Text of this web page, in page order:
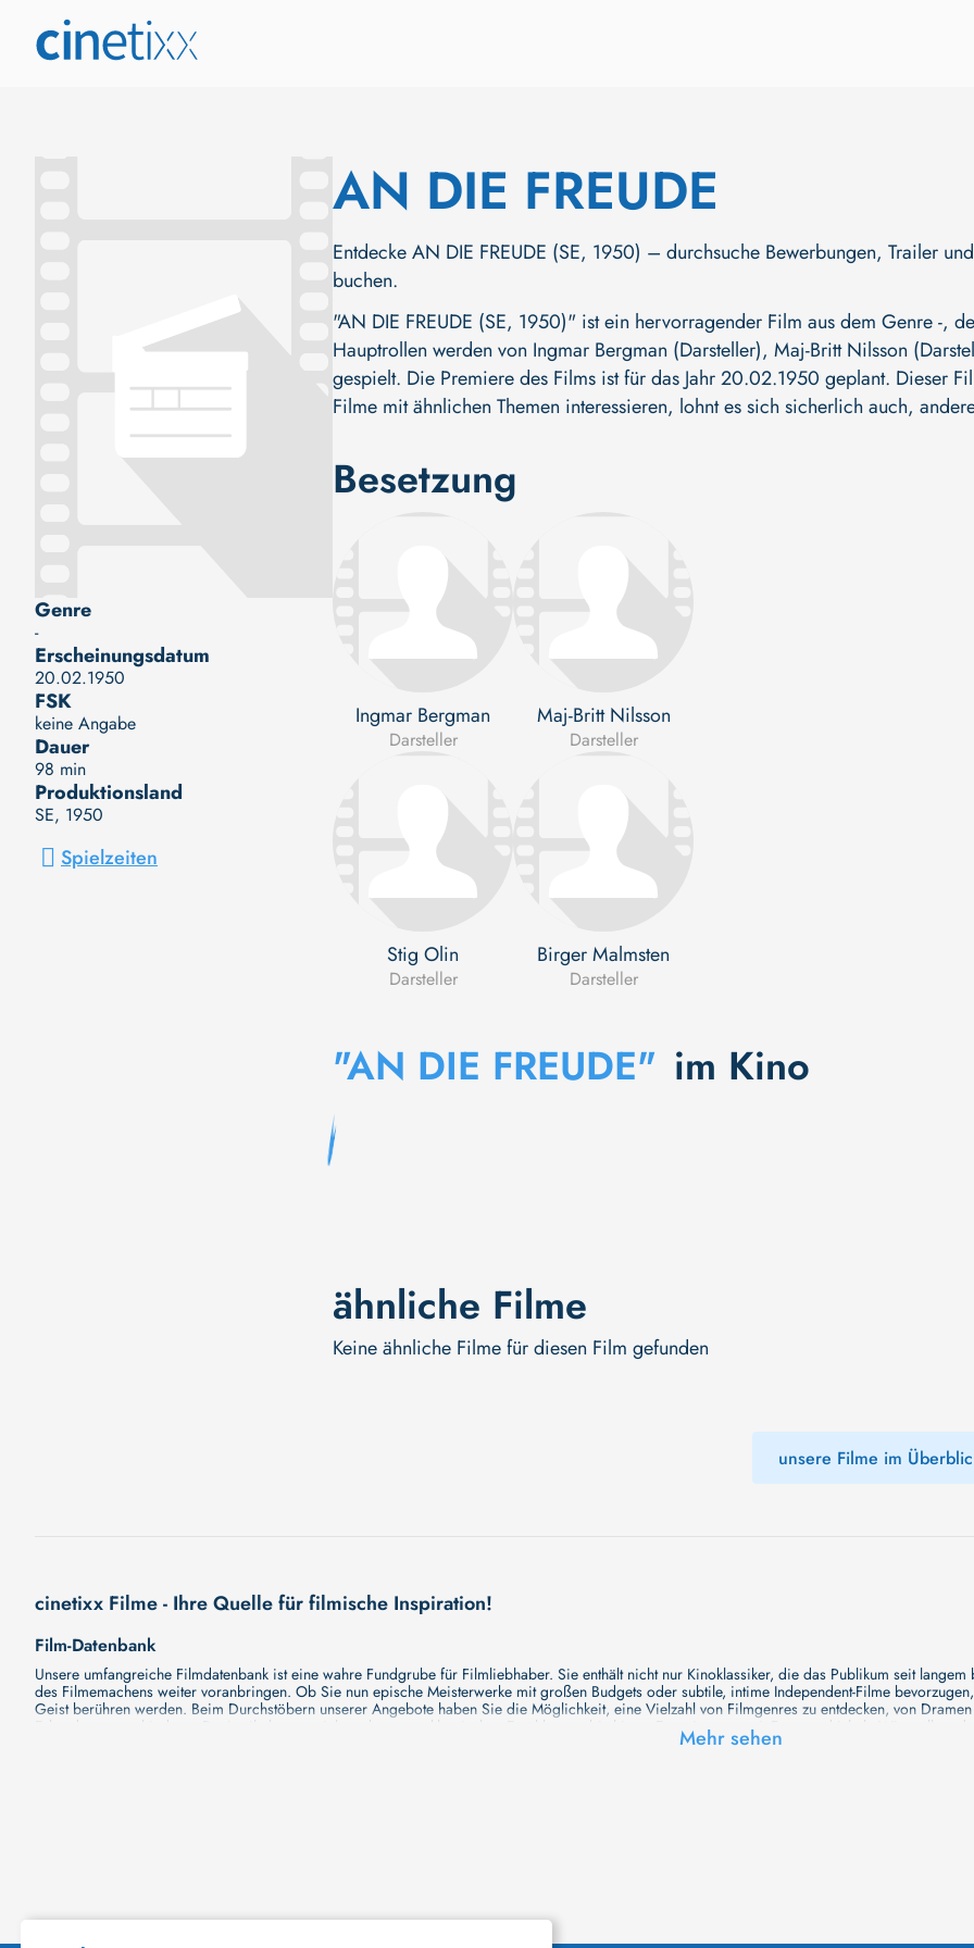
Genre
-
Erscheinungsdatum
20.02.1950
FSK
keine Angabe
Dauer
98 min
Produktionsland
SE, 1950
Spielzeiten
AN DIE FREUDE
Entdecke AN DIE FREUDE (SE, 1950) – durchsuche Bewerbungen, Trailer
buchen.
"AN DIE FREUDE (SE, 1950)" ist ein hervorragender Film aus dem Genre -,
Hauptrollen werden von Ingmar Bergman (Darsteller), Maj-Britt Nilsson
gespielt. Die Premiere des Films ist für das Jahr 20.02.1950 geplant. Dieser
Filme mit ähnlichen Themen interessieren, lohnt es sich sicherlich auch,
Besetzung
Ingmar Bergman
Darsteller
Maj-Britt Nilsson
Darsteller
Stig Olin
Darsteller
Birger Malmsten
Darsteller
"AN DIE FREUDE" im Kino
ähnliche Filme
Keine ähnliche Filme für diesen Film gefunden
unsere Filme im
cinetixx Filme - Ihre Quelle für filmische Inspiration!
Film-Datenbank
Unsere umfangreiche Filmdatenbank ist eine wahre Fundgrube für Filmliebhaber. Sie enthält nicht nur Kinoklassiker, die das Publikum seit
des Filmemachens weiter voranbringen. Ob Sie nun epische Meisterwerke mit großen Budgets oder subtile, intime Independent-Filme
Geist berühren werden. Beim Durchstöbern unserer Angebote haben Sie die Möglichkeit, eine Vielzahl von Filmgenres zu entdecken, von
Erkundung verschiedener Regiestile kommt nicht zu kurz, von klassischen Erzählungen bis hin zu Experimenten mit Form und Inhalt. Wir wollen,
Hollywood-Hits findet. Natürlich gibt es auch diese, aber darüber hinaus bemühen wir uns, Meisterwerke des unabhängigen Kinos zu zeigen,
Mehr sehen